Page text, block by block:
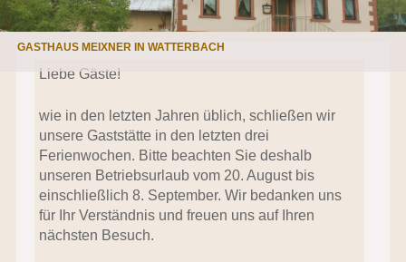
GASTHAUS MEIXNER IN WATTERBACH
Liebe Gäste!
wie in den letzten Jahren üblich, schließen wir
unsere Gaststätte in den letzten drei
Ferienwochen. Bitte beachten Sie deshalb
unseren Betriebsurlaub vom 20. August bis
einschließlich 8. September. Wir bedanken uns
für Ihr Verständnis und freuen uns auf Ihren
nächsten Besuch.